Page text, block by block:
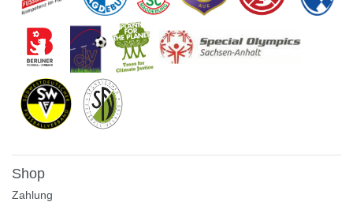
Shop
Zahlung